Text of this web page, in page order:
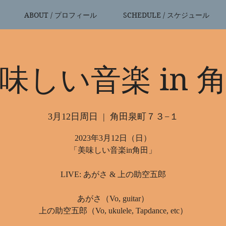
ABOUT / プロフィール SCHEDULE / スケジュール
しい音楽 in
3月12日周日
  |
角田泉町７３−１
2023年3月12日（日）
「美味しい音楽in角田」
LIVE: あがさ & 上の助空五郎
あがさ（Vo, guitar）